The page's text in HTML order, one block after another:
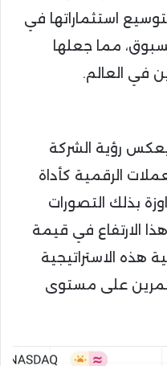
استثماراتها في
مما جعلها
في العالم.
يعكس رؤية الشركة
الرقمية كأداة
بذلك التصورات
الارتفاع في قيمة
هذه الاستراتيجية
على مستوى